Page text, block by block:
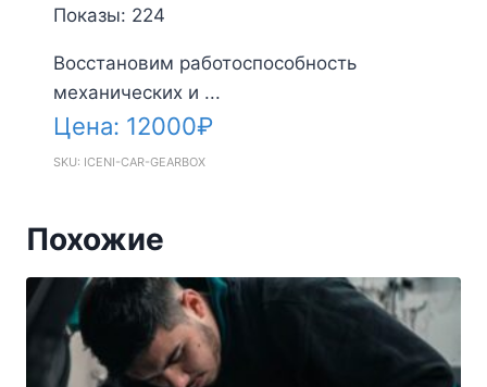
Показы: 224
Восстановим работоспособность
механических и ...
Цена: 12000₽
SKU: ICENI-CAR-GEARBOX
Похожие